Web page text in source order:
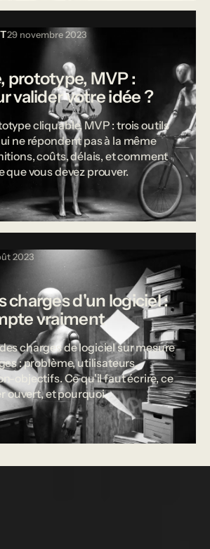
29 novembre 2023
prototype, MVP :
valider votre idée ?
cliquable, MVP : trois outils
ne répondent pas à la même
coûts, délais, et comment
que vous devez prouver.
2023
charges d'un logiciel :
vraiment
charges de logiciel sur mesure
: problème, utilisateurs,
objectifs. Ce qu'il faut écrire, ce
ouvert, et pourquoi.